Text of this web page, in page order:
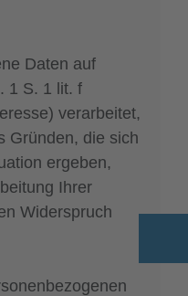
Daten auf
1 S. 1 lit. f
verarbeitet,
Gründen, die sich
ergeben,
Ihrer
Widerspruch